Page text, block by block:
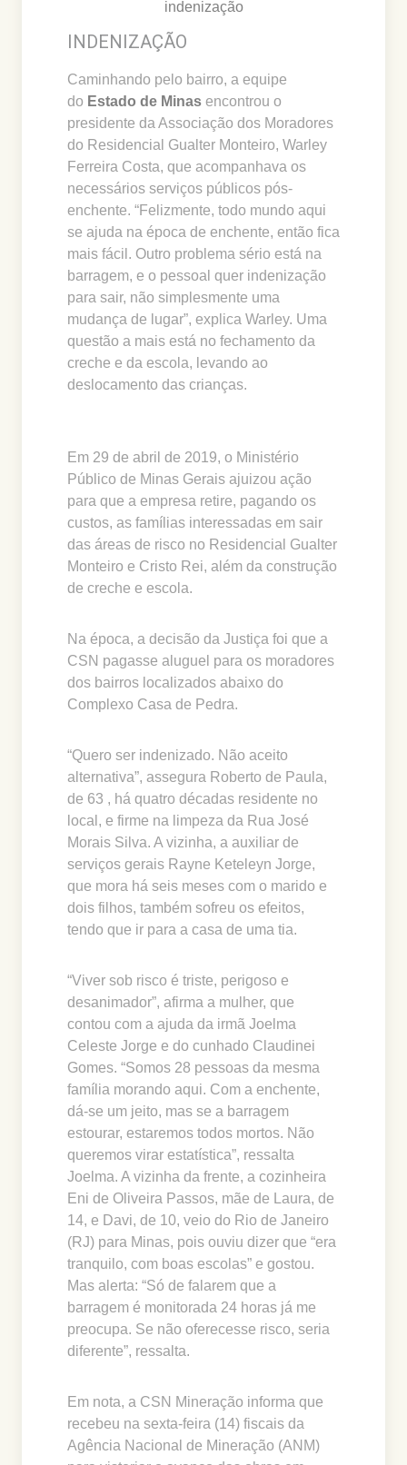
indenização
INDENIZAÇÃO
Caminhando pelo bairro, a equipe
do Estado de Minas encontrou o
presidente da Associação dos Moradores
do Residencial Gualter Monteiro, Warley
Ferreira Costa, que acompanhava os
necessários serviços públicos pós-
enchente. “Felizmente, todo mundo aqui
se ajuda na época de enchente, então fica
mais fácil. Outro problema sério está na
barragem, e o pessoal quer indenização
para sair, não simplesmente uma
mudança de lugar”, explica Warley. Uma
questão a mais está no fechamento da
creche e da escola, levando ao
deslocamento das crianças.
Em 29 de abril de 2019, o Ministério
Público de Minas Gerais ajuizou ação
para que a empresa retire, pagando os
custos, as famílias interessadas em sair
das áreas de risco no Residencial Gualter
Monteiro e Cristo Rei, além da construção
de creche e escola.
Na época, a decisão da Justiça foi que a
CSN pagasse aluguel para os moradores
dos bairros localizados abaixo do
Complexo Casa de Pedra.
“Quero ser indenizado. Não aceito
alternativa”, assegura Roberto de Paula,
de 63 , há quatro décadas residente no
local, e firme na limpeza da Rua José
Morais Silva. A vizinha, a auxiliar de
serviços gerais Rayne Keteleyn Jorge,
que mora há seis meses com o marido e
dois filhos, também sofreu os efeitos,
tendo que ir para a casa de uma tia.
“Viver sob risco é triste, perigoso e
desanimador”, afirma a mulher, que
contou com a ajuda da irmã Joelma
Celeste Jorge e do cunhado Claudinei
Gomes. “Somos 28 pessoas da mesma
família morando aqui. Com a enchente,
dá-se um jeito, mas se a barragem
estourar, estaremos todos mortos. Não
queremos virar estatística”, ressalta
Joelma. A vizinha da frente, a cozinheira
Eni de Oliveira Passos, mãe de Laura, de
14, e Davi, de 10, veio do Rio de Janeiro
(RJ) para Minas, pois ouviu dizer que “era
tranquilo, com boas escolas” e gostou.
Mas alerta: “Só de falarem que a
barragem é monitorada 24 horas já me
preocupa. Se não oferecesse risco, seria
diferente”, ressalta.
Em nota, a CSN Mineração informa que
recebeu na sexta-feira (14) fiscais da
Agência Nacional de Mineração (ANM)